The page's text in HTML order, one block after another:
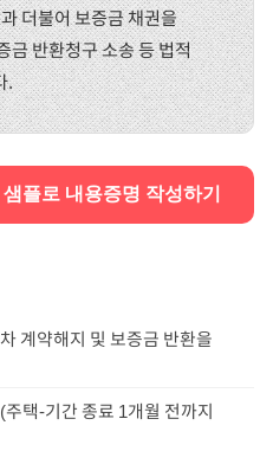
더불어 보증금 채권을
금 반환청구 소송 등 법적
.
샘플로 내용증명 작성하기
계약해지 및 보증금 반환을
택-기간 종료 1개월 전까지